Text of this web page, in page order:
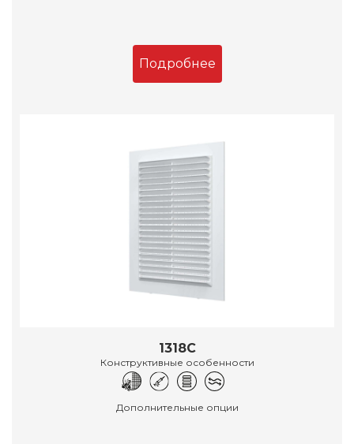
Подробнее
1318С
Конструктивные особенности
Дополнительные опции